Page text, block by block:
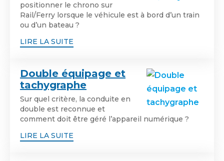
positionner le chrono sur
Rail/Ferry lorsque le véhicule est à bord d’un train
ou d’un bateau ?
LIRE LA SUITE
Double équipage et
tachygraphe
Sur quel critère, la conduite en
double est reconnue et
comment doit être géré l’appareil numérique ?
LIRE LA SUITE